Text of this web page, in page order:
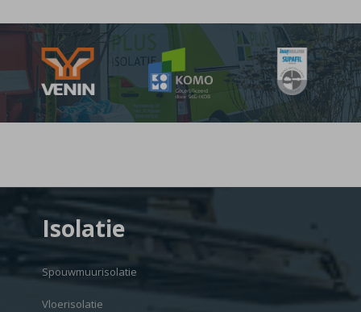
Isolatie
Spouwmuurisolatie
Vloerisolatie